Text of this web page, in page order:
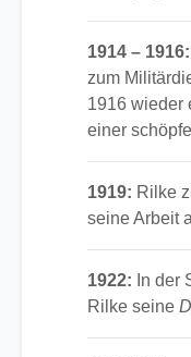
1914 – 1916:
zum
1916 wieder
einer
1919: Rilke
seine Arbeit
1922: In der
Rilke seine